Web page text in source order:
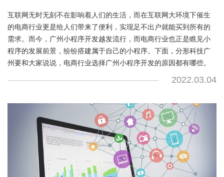
互联网无时无刻不在影响着人们的生活，而在互联网大环境下催生
的电商行业更是给人们带来了便利，实现足不出户就能买到所有的
需求。而今，广州小程序开发越发流行，而电商行业也正是瞧见小
程序的发展前景，纷纷搭建属于自己的小程序。下面，分形科技广
州要和大家说说，电商行业选择广州小程序开发的原因都有哪些。
2022.03.04